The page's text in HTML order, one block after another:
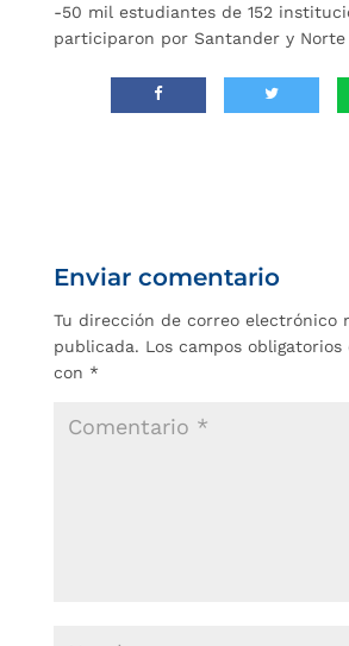
-50 mil estudiantes de 152
participaron por Santander y Norte
Enviar comentario
Tu dirección de correo electrónico
publicada. Los campos
con *